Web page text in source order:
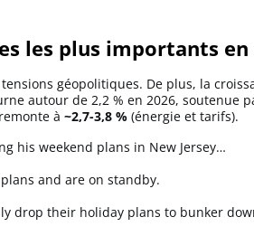
les plus importants en
géopolitiques. De plus, la
autour de 2,2 % en 2026, soutenue
à ~2,7-3,8 % (énergie et tarifs).
his weekend plans in New Jersey…
and are on standby.
drop their holiday plans to bunker